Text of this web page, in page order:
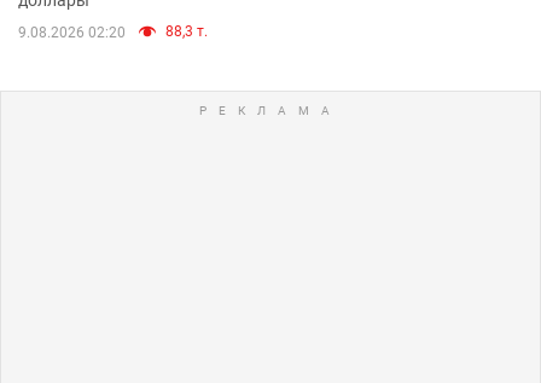
9.08.2026 02:20 88,3 т.